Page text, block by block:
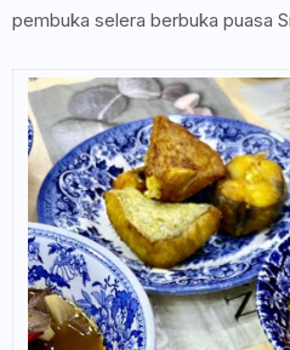
pembuka selera berbuka puasa